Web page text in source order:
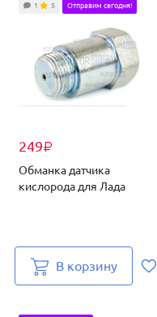
249₽
1 5 Отправим сегодня!
Обманка датчика
кислорода для Лада
В корзину